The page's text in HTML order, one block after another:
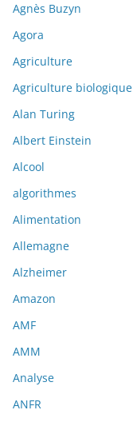
Agnès Buzyn
Agora
Agriculture
Agriculture biologique
Alan Turing
Albert Einstein
Alcool
algorithmes
Alimentation
Allemagne
Alzheimer
Amazon
AMF
AMM
Analyse
ANFR